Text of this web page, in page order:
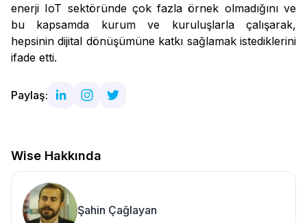
enerji IoT sektöründe çok fazla örnek olmadığını ve
bu kapsamda kurum ve kuruluşlarla çalışarak,
hepsinin dijital dönüşümüne katkı sağlamak istediklerini
ifade etti.
Paylaş:
Wise Hakkında
Şahin Çağlayan